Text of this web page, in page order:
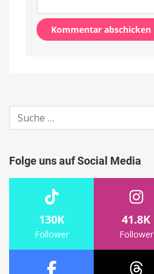
Suche
nach:
Folge uns auf Social Media
130K
Follower
41.8K
Follower